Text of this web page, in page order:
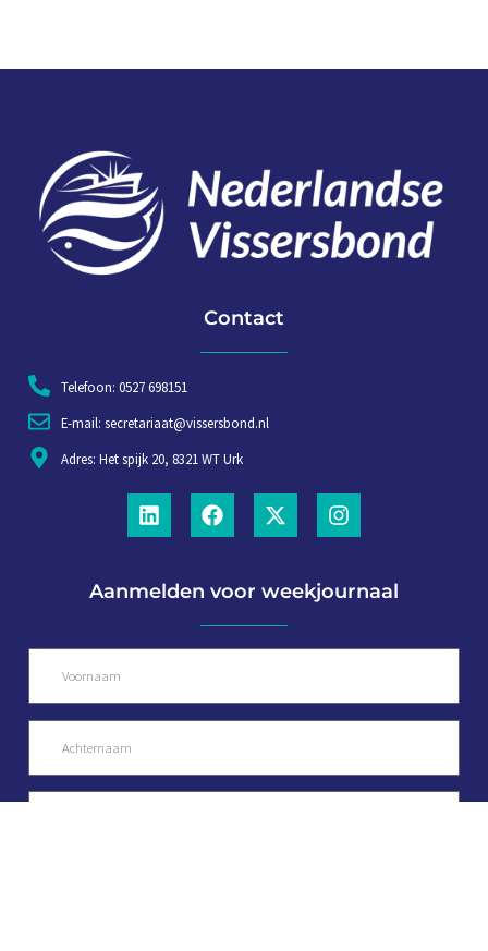
Contact
Telefoon: 0527 698151
E-mail: secretariaat@vissersbond.nl
Adres: Het spijk 20, 8321 WT Urk
Aanmelden voor weekjournaal